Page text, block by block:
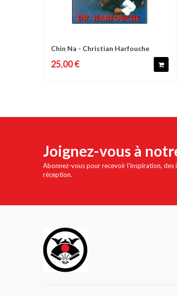
Comparer Liste d'envies
Chin Na - Christian Harfouche
25,00 €
Joignez-vous à
Abonnez-vous pour recevoir l'inspiration,
réception.